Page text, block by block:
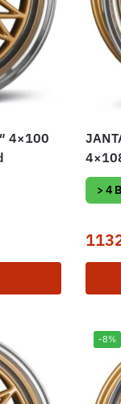
4×100
> 4
-8%